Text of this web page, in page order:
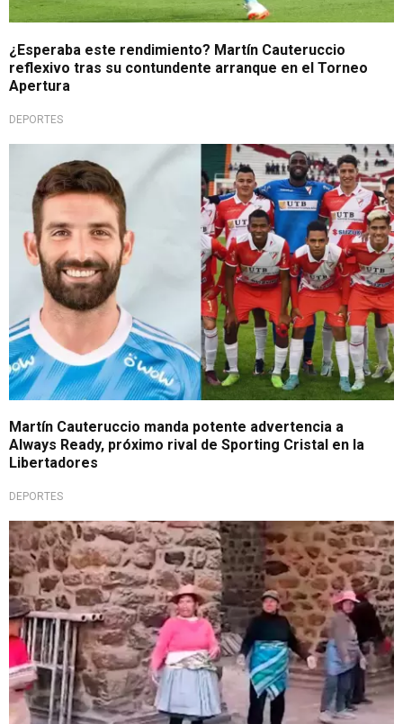
¿Esperaba este rendimiento? Martín Cauteruccio
reflexivo tras su contundente arranque en el Torneo
Apertura
DEPORTES
Martín Cauteruccio manda potente advertencia a
Always Ready, próximo rival de Sporting Cristal en la
Libertadores
DEPORTES
Importante